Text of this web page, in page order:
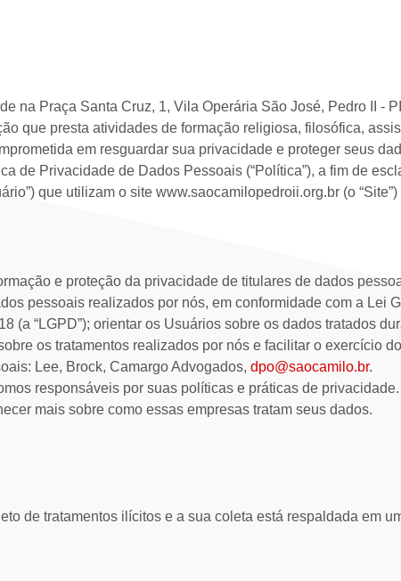
na Praça Santa Cruz, 1, Vila Operária São José, Pedro II -
que presta atividades de formação religiosa, filosófica,
em resguardar sua privacidade e proteger seus
de Privacidade de Dados Pessoais (“Política”), a fim de
que utilizam o site ​www.saocamilopedroii.org.br (o
e proteção da privacidade de titulares de dados
pessoais realizados por nós, em conformidade com a Lei
(a “LGPD”); orientar os Usuários sobre os dados tratados
os tratamentos realizados por nós e facilitar o exercício
Lee, Brock, Camargo Advogados, dpo@saocamilo.br.
responsáveis por suas políticas e práticas de
mais sobre como essas empresas tratam seus dados.
de tratamentos ilícitos e a sua coleta está respaldada em